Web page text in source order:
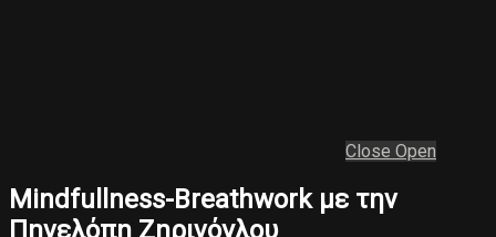
Close Open
Mindfullness-Breathwork με την
Πηνελόπη Ζηρινόγλου